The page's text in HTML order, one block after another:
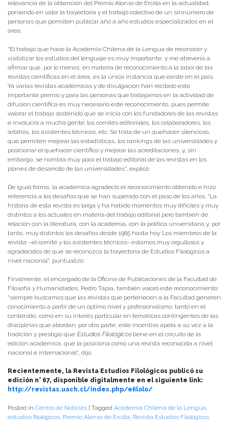
relevancia de la obtención del Premio Alonso de Ercilla en la actualidad,
poniendo en valor la trayectoria y el trabajo colectivo de un sinnúmero de
personas que permiten publicar año a año estudios especializados en el
área.
“El trabajo que hace la Academia Chilena de la Lengua de reconocer y
visibilizar los estudios del lenguaje es muy importante, y me atrevería a
afirmar que, por lo menos, en materia de reconocimiento a la labor de las
revistas científicas en el área, es la única instancia que existe en el país.
Ya varias revistas académicas y de divulgación han recibido este
importante premio y para las personas que trabajamos en la actividad de
difusión científica es muy necesario este reconocimiento, pues permite
valorar el trabajo sostenido que se inicia con los fundadores de las revistas
e involucra a mucha gente: los comités editoriales, los colaboradores, los
árbitros, los asistentes técnicos, etc. Se trata de un quehacer silencioso,
que permiten mejorar las estadísticas, los rankings de las universidades y
posicionar el quehacer científico y mejorar las acreditaciones, y, sin
embargo, se nombra muy poco el trabajo editorial de las revistas en los
planes de desarrollo de las universidades”, explicó.
De igual forma, la académica agradeció el reconocimiento obtenido e hizo
referencia a los desafíos que se han superado con el paso de los años. “La
historia de esta revista es larga y ha habido momentos muy difíciles y muy
distintos a los actuales en materia del trabajo editorial pero también de
relación con la literatura, con la academia, con la política universitaria y, por
tanto, muy distintos los desafíos desde 1965 hasta hoy. Los miembros de la
revista –el comité y los asistentes técnicos- estamos muy orgullosos y
agradecidos de que se reconozca la trayectoria de Estudios Filológicos a
nivel nacional”, puntualizó.
Finalmente, el encargado de la Oficina de Publicaciones de la Facultad de
Filosofía y Humanidades, Pedro Tapia, también valoró este reconocimiento:
“siempre buscamos que las revistas que pertenecen a la Facultad generen
conocimiento a partir de un óptimo nivel y profesionalismo, tanto en el
contenido, como en su interés particular en temáticas contingentes de las
disciplinas que abordan; por otra parte, este incentivo apela a su vez a la
tradición y prestigio que Estudios Filológicostiene en el circuito de la
edición académica, que la posiciona como una revista reconocida a nivel
nacional e internacional”, dijo.
Recientemente, la Revista Estudios Filológicos publicó su
edición n° 67, disponible digitalmente en el siguiente link:
http://revistas.uach.cl/index.php/efilolo/
Posted in Centro de Noticias | Tagged Academia Chilena de la Lengua
estudios filológicos Premio Alonso de Ercilla Revista Estudios Filológicos